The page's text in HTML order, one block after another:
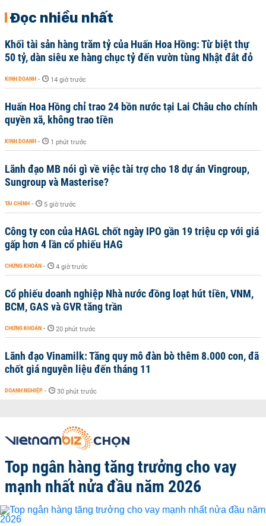
Đọc nhiều nhất
Khối tài sản hàng trăm tỷ của Huấn Hoa Hồng: Từ biệt thự
50 tỷ, dàn siêu xe hàng chục tỷ đến vườn tùng Nhật đắt đỏ
KINH DOANH - 14 giờ trước
Huấn Hoa Hồng chỉ trao 24 bồn nước tại Lai Châu cho chính
quyền xã, không trao tiền
KINH DOANH - 1 phút trước
Lãnh đạo MB nói gì về việc tài trợ cho 18 dự án Vingroup,
Sungroup và Masterise?
TÀI CHÍNH - 5 giờ trước
Công ty con của HAGL chốt ngày IPO gần 19 triệu cp với giá
gấp hơn 4 lần cổ phiếu HAG
CHỨNG KHOÁN - 4 giờ trước
Cổ phiếu doanh nghiệp Nhà nước đồng loạt hút tiền, VNM,
BCM, GAS và GVR tăng trần
CHỨNG KHOÁN - 20 phút trước
Lãnh đạo Vinamilk: Tăng quy mô đàn bò thêm 8.000 con, đã
chốt giá nguyên liệu đến tháng 11
DOANH NGHIỆP - 30 phút trước
Top ngân hàng tăng trưởng cho vay
mạnh nhất nửa đầu năm 2026